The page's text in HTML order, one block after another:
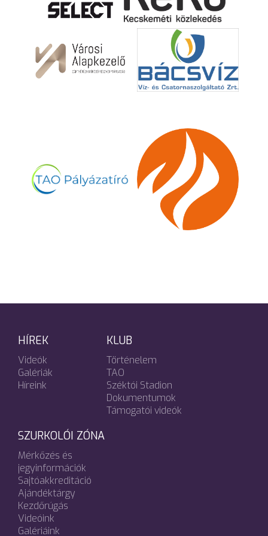
HÍREK
Videók
Galériák
Híreink
KLUB
Történelem
TAO
Széktói Stadion
Dokumentumok
Támogatói videók
SZURKOLÓI ZÓNA
Mérkőzés és
jegyinformációk
Sajtóakkreditáció
Ajándéktárgy
Kezdőrúgás
Videóink
Galériáink